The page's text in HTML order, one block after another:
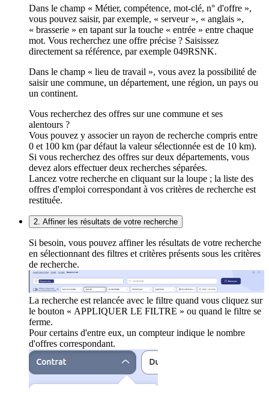
Dans le champ « Métier, compétence, mot-clé, n° d'offre »,
vous pouvez saisir, par exemple, « serveur », « anglais »,
« brasserie » en tapant sur la touche « entrée » entre chaque
mot. Vous recherchez une offre précise ? Saisissez
directement sa référence, par exemple 049RSNK.
Dans le champ « lieu de travail », vous avez la possibilité de
saisir une commune, un département, une région, un pays ou
un continent.
Vous recherchez des offres sur une commune et ses
alentours ?
Vous pouvez y associer un rayon de recherche compris entre
0 et 100 km (par défaut la valeur sélectionnée est de 10 km).
Si vous recherchez des offres sur deux départements, vous
devez alors effectuer deux recherches séparées.
Lancez votre recherche en cliquant sur la loupe ; la liste des
offres d'emploi correspondant à vos critères de recherche est
restituée.
2. Affiner les résultats de votre recherche
Si besoin, vous pouvez affiner les résultats de votre recherche
en sélectionnant des filtres et critères présents sous les critères
de recherche.
La recherche est relancée avec le filtre quand vous cliquez sur
le bouton « APPLIQUER LE FILTRE » ou quand le filtre se
ferme.
Pour certains d'entre eux, un compteur indique le nombre
d'offres correspondant.